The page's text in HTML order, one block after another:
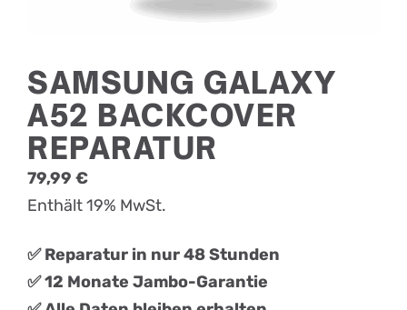
SAMSUNG GALAXY
A52 BACKCOVER
REPARATUR
79,99 €
Enthält 19% MwSt.
✅ Reparatur in nur 48 Stunden
✅ 12 Monate Jambo-Garantie